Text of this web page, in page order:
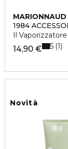
MARIONNAUD
1984
Il
14,90 € 5 1
Novità